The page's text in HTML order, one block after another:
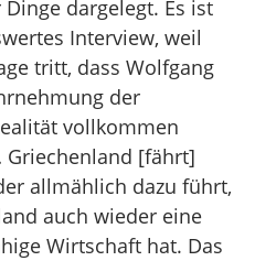
dargelegt. Es ist
Interview, weil
tritt, dass Wolfgang
der
vollkommen
Griechenland [fährt]
allmählich dazu führt,
auch wieder eine
Wirtschaft hat. Das